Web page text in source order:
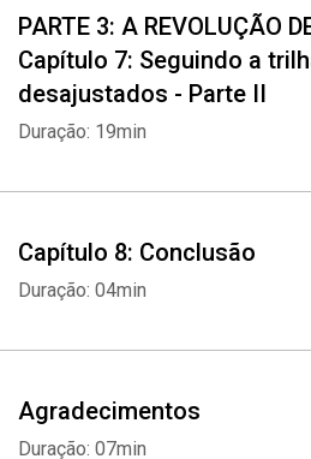
PARTE 3: A REVOLUÇÃO
Capítulo 7: Seguindo a
desajustados - Parte II
Duração: 19min
Capítulo 8: Conclusão
Duração: 04min
Agradecimentos
Duração: 07min